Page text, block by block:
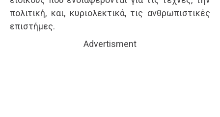
πολιτική, και, κυριολεκτικά, τις ανθρωπιστικές
επιστήμες.
Advertisment